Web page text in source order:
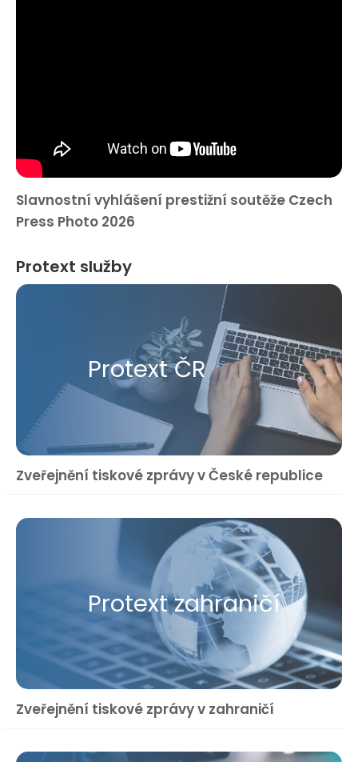
Slavnostní vyhlášení prestižní soutěže Czech
Press Photo 2026
Protext služby
Protext ČR
Zveřejnění tiskové zprávy v České republice
Protext zahraničí
Zveřejnění tiskové zprávy v zahraničí